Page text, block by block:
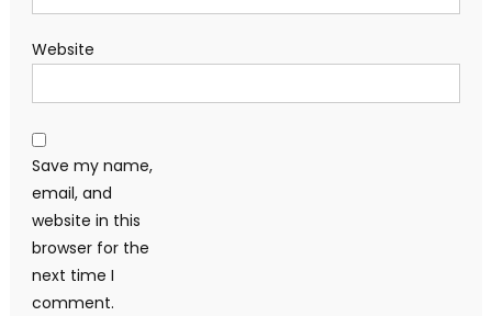
Website
Save my name,
email, and
website in this
browser for the
next time I
comment.